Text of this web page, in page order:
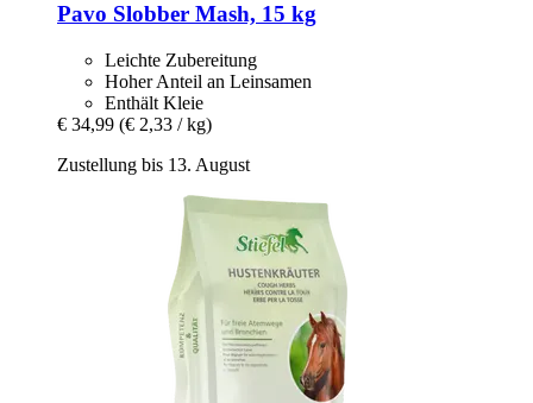
Pavo Slobber Mash, 15 kg
Leichte Zubereitung
Hoher Anteil an Leinsamen
Enthält Kleie
€ 34,99 (€ 2,33 / kg)
Zustellung bis 13. August